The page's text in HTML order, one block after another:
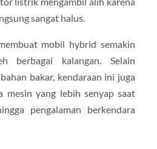
sangat halus.
mobil hybrid semakin
berbagai kalangan. Selain
bakar, kendaraan ini juga
mesin yang lebih senyap saat
pengalaman berkendara